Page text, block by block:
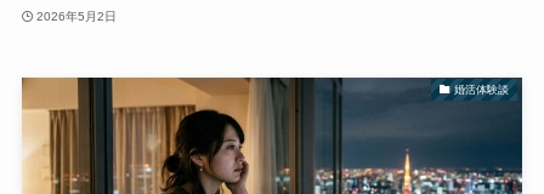
2026年5月2日
婚活体験談